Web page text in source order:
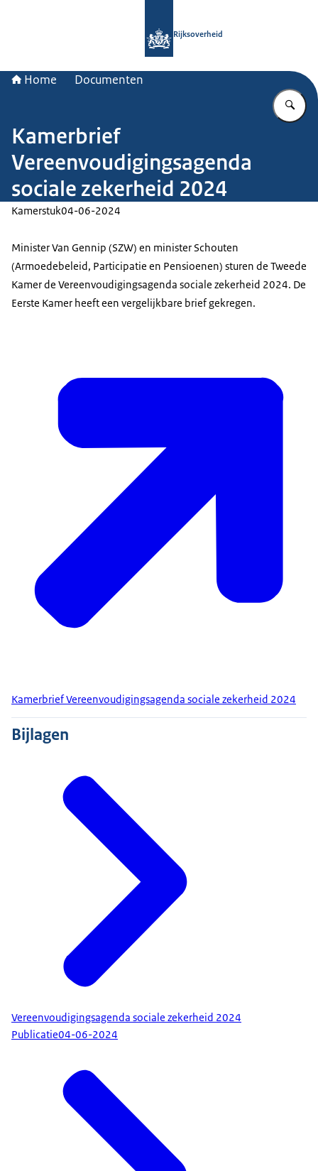
Rijksoverheid
Home Documenten
Kamerbrief
Vereenvoudigingsagenda
sociale zekerheid 2024
Kamerstuk04-06-2024
Minister Van Gennip (SZW) en minister Schouten
(Armoedebeleid, Participatie en Pensioenen) sturen de Tweede
Kamer de Vereenvoudigingsagenda sociale zekerheid 2024. De
Eerste Kamer heeft een vergelijkbare brief gekregen.
Kamerbrief Vereenvoudigingsagenda sociale zekerheid 2024
Bijlagen
Vereenvoudigingsagenda sociale zekerheid 2024
Publicatie04-06-2024